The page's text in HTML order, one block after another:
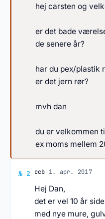
hej carsten og
er det bade
de senere år?
har du pex/plastik
er det jern rør?
mvh dan
du er velkommen
ex moms mellem
№ 2 Svar af ccb
ccb · 1. apr. 2017
Hej Dan,
det er vel 10 år
med nye mure,